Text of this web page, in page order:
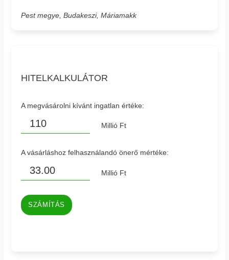
Pest megye, Budakeszi, Máriamakk
HITELKALKULÁTOR
A megvásárolni kívánt ingatlan értéke:
Millió Ft
A vásárláshoz felhasználandó önerő mértéke:
Millió Ft
SZÁMÍTÁS